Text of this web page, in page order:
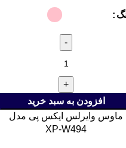
افزودن به سبد خرید
ماوس وایرلس ایکس پی مدل
XP-W494